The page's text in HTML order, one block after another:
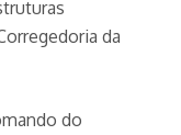
da
do